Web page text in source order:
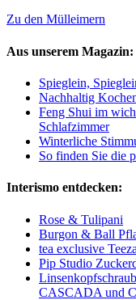
Zu den Mülleimern
Aus unserem Magazin:
Spieglein,
Nachhaltig
Feng Shui im
Schlafzimmer
Winterliche
So finden Sie die
Interismo entdecken:
Rose & Tulipani
Burgon & Ball
tea exclusive
Pip Studio
CASCADA und